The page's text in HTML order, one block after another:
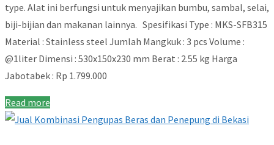
type. Alat ini berfungsi untuk menyajikan bumbu, sambal, selai,
biji-bijian dan makanan lainnya. Spesifikasi Type : MKS-SFB315
Material : Stainless steel Jumlah Mangkuk : 3 pcs Volume :
@1liter Dimensi : 530x150x230 mm Berat : 2.55 kg Harga
Jabotabek : Rp 1.799.000
Read more